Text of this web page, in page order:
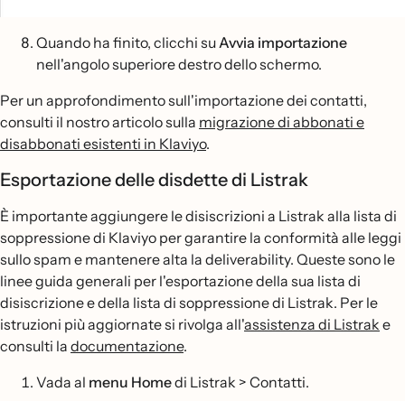
Quando ha finito, clicchi su Avvia importazione
nell'angolo superiore destro dello schermo.
Per un approfondimento sull'importazione dei contatti,
consulti il nostro articolo sulla migrazione di abbonati e
disabbonati esistenti in Klaviyo.
Esportazione delle disdette di Listrak
È importante aggiungere le disiscrizioni a Listrak alla lista di
soppressione di Klaviyo per garantire la conformità alle leggi
sullo spam e mantenere alta la deliverability. Queste sono le
linee guida generali per l'esportazione della sua lista di
disiscrizione e della lista di soppressione di Listrak. Per le
istruzioni più aggiornate si rivolga all'assistenza di Listrak e
consulti la documentazione.
Vada al menu Homedi Listrak > Contatti.